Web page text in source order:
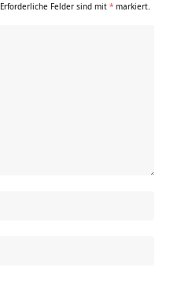
Erforderliche Felder sind mit * markiert.